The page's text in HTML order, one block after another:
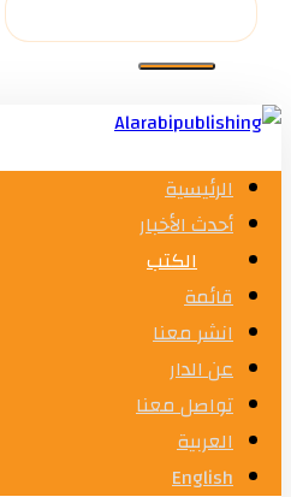
الرئيسية
أحدث الأخبار
الكتب
قائمة
انشر معنا
عن الدار
تواصل معنا
العربية
English